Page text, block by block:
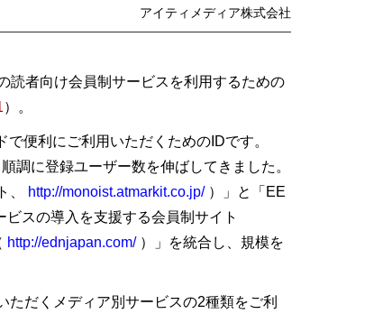
アイティメディア株式会社
読者向け会員制サービスを利用するための
）。
便利にご利用いただくためのIDです。
調に登録ユーザー数を伸ばしてきました。
、 http://monoist.atmarkit.co.jp/）」と「EE
スの導入を支援する会員制サイト
http://ednjapan.com/）」を統合し、規模を
ただくメディア別サービスの2種類をご利